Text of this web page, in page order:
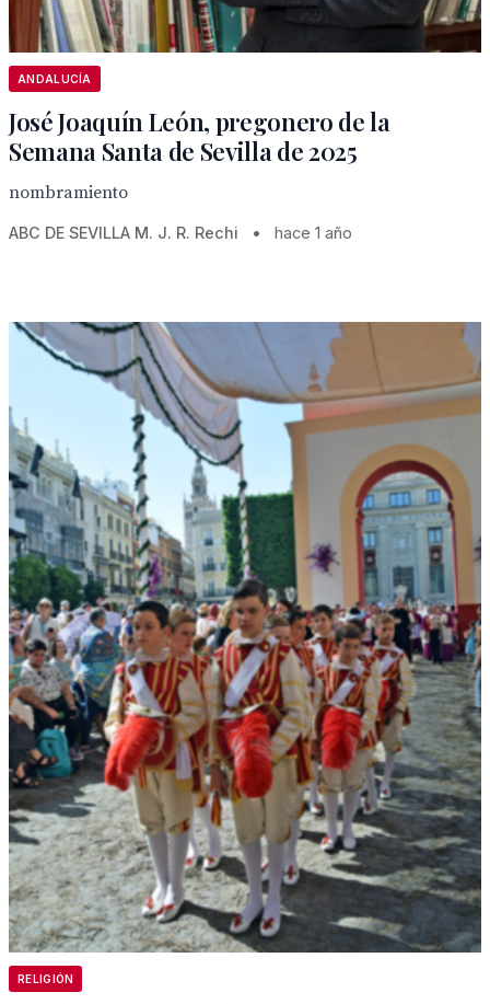
ANDALUCÍA
José Joaquín León, pregonero de la
Semana Santa de Sevilla de 2025
nombramiento
ABC DE SEVILLA M. J. R. Rechi • hace 1 año
RELIGIÓN